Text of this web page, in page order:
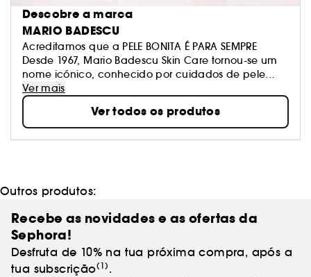
Descobre a marca
MARIO BADESCU
Acreditamos que a PELE BONITA É PARA SEMPRE
Desde 1967, Mario Badescu Skin Care tornou-se um
nome icónico, conhecido por cuidados de pele
personalizados que são tão únicos como tu.
Combinamos a química cosmética com os
conhecimentos estéticos para criar rotinas que
resultam. A nossa filosofia é simples: cuidados de
pele eficazes para todos - e quase quatro gerações
Ver mais
Ver todos os produtos
Outros produtos:
Recebe as novidades e as ofertas da
Sephora!
Desfruta de 10% na tua próxima compra, após a
tua subscrição(1) .